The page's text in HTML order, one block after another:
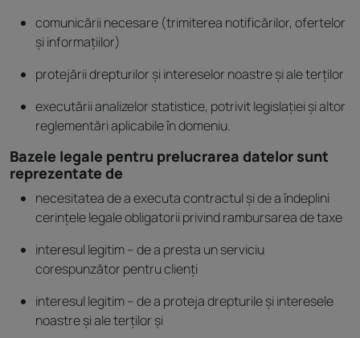
comunicării necesare (trimiterea notificărilor, ofertelor
și informațiilor)
protejării drepturilor și intereselor noastre și ale terților
executării analizelor statistice, potrivit legislației și altor
reglementări aplicabile în domeniu.
Bazele legale pentru prelucrarea datelor sunt
reprezentate de
necesitatea de a executa contractul și de a îndeplini
cerințele legale obligatorii privind rambursarea de taxe
interesul legitim – de a presta un serviciu
corespunzător pentru clienți
interesul legitim – de a proteja drepturile și interesele
noastre și ale terților și